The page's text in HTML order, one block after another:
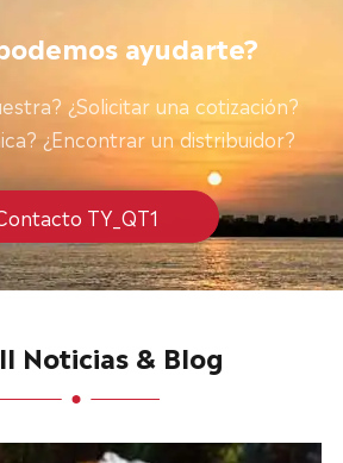
ayudarte?
¿Solicitar una cotización?
¿Encontrar un distribuidor?
TY_QT1
Noticias & Blog